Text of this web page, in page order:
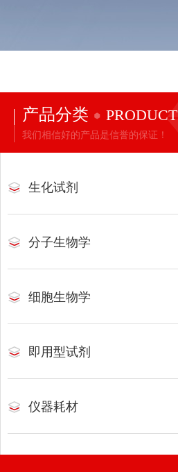
产品分类 PRODUCT
我们相信好的产品是信誉的保证！
生化试剂
分子生物学
细胞生物学
即用型试剂
仪器耗材